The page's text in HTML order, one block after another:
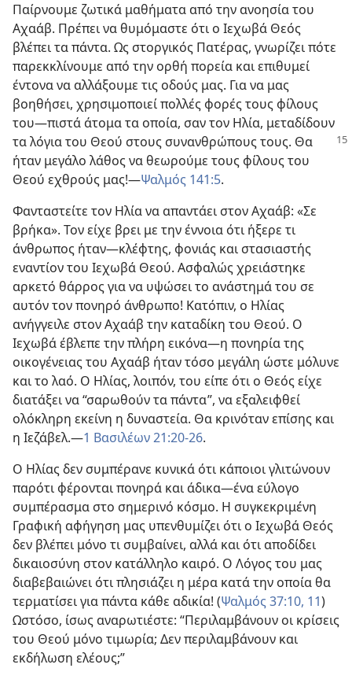
Παίρνουμε ζωτικά μαθήματα από την ανοησία του
Αχαάβ. Πρέπει να θυμόμαστε ότι ο Ιεχωβά Θεός
βλέπει τα πάντα. Ως στοργικός Πατέρας, γνωρίζει πότε
παρεκκλίνουμε από την ορθή πορεία και επιθυμεί
έντονα να αλλάξουμε τις οδούς μας. Για να μας
βοηθήσει, χρησιμοποιεί πολλές φορές τους φίλους
του​—πιστά άτομα τα οποία, σαν τον Ηλία, μεταδίδουν
τα λόγια του Θεού στους συνανθρώπους τους. Θα
ήταν μεγάλο λάθος να θεωρούμε τους φίλους του
Θεού εχθρούς μας!​—Ψαλμός 141:5.
Φανταστείτε τον Ηλία να απαντάει στον Αχαάβ: «Σε
βρήκα». Τον είχε βρει με την έννοια ότι ήξερε τι
άνθρωπος ήταν​—κλέφτης, φονιάς και στασιαστής
εναντίον του Ιεχωβά Θεού. Ασφαλώς χρειάστηκε
αρκετό θάρρος για να υψώσει το ανάστημά του σε
αυτόν τον πονηρό άνθρωπο! Κατόπιν, ο Ηλίας
ανήγγειλε στον Αχαάβ την καταδίκη του Θεού. Ο
Ιεχωβά έβλεπε την πλήρη εικόνα​—η πονηρία της
οικογένειας του Αχαάβ ήταν τόσο μεγάλη ώστε μόλυνε
και το λαό. Ο Ηλίας, λοιπόν, του είπε ότι ο Θεός είχε
διατάξει να “σαρωθούν τα πάντα”, να εξαλειφθεί
ολόκληρη εκείνη η δυναστεία. Θα κρινόταν επίσης και
η Ιεζάβελ.​—1 Βασιλέων 21:20-26.
Ο Ηλίας δεν συμπέρανε κυνικά ότι κάποιοι γλιτώνουν
παρότι φέρονται πονηρά και άδικα​—ένα εύλογο
συμπέρασμα στο σημερινό κόσμο. Η συγκεκριμένη
Γραφική αφήγηση μας υπενθυμίζει ότι ο Ιεχωβά Θεός
δεν βλέπει μόνο τι συμβαίνει, αλλά και ότι αποδίδει
δικαιοσύνη στον κατάλληλο καιρό. Ο Λόγος του μας
διαβεβαιώνει ότι πλησιάζει η μέρα κατά την οποία θα
τερματίσει για πάντα κάθε αδικία! (Ψαλμός 37:10, 11)
Ωστόσο, ίσως αναρωτιέστε: “Περιλαμβάνουν οι κρίσεις
του Θεού μόνο τιμωρία; Δεν περιλαμβάνουν και
εκδήλωση ελέους;”